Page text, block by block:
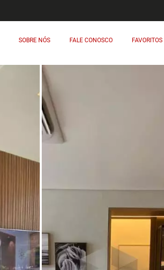
SOBRE NÓS FALE CONOSCO FAVORITOS